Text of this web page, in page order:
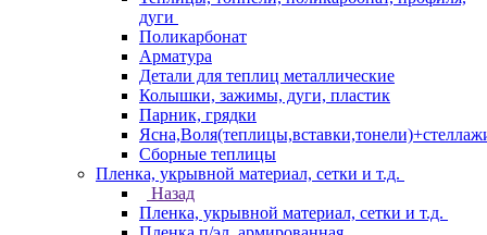
дуги
Поликарбонат
Арматура
Детали для теплиц металлические
Колышки, зажимы, дуги, пластик
Парник, грядки
Сборные теплицы
Пленка, укрывной материал, сетки и т.д.
Назад
Пленка, укрывной материал, сетки и т.д.